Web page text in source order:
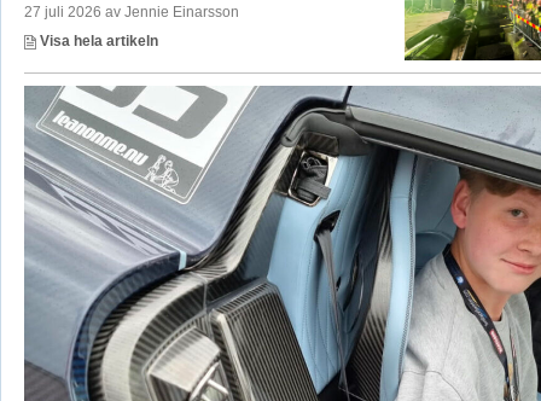
27 juli 2026 av Jennie Einarsson
Visa hela artikeln